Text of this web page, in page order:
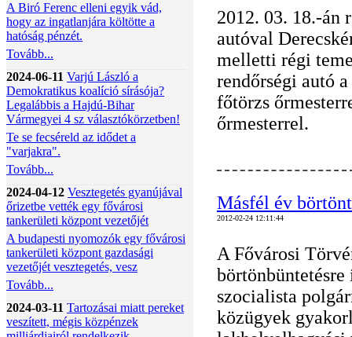
A Biró Ferenc elleni egyik vád,
hogy az ingatlanjára költötte a
hatóság pénzét.
Tovább...
2024-06-11 Varjú László a
Demokratikus koalíció sírásója?
Legalábbis a Hajdú-Bihar
Vármegyei 4 sz választókörzetben!
Te se fecséreld az idődet a
"varjakra".
Tovább...
2024-04-12 Vesztegetés gyanújával
őrizetbe vették egy fővárosi
tankerületi központ vezetőjét
A budapesti nyomozók egy fővárosi
tankerületi központ gazdasági
vezetőjét vesztegetés, vesz
Tovább...
2024-03-11 Tartozásai miatt pereket
veszített, mégis közpénzek
2012. 03. 18.-án
autóval
melletti régi
rendőrségi autó
főtörzs
őrmesterrel.
Másfél év
2012-02-24 12:11:44
A Fővárosi
szocialista
közügyek